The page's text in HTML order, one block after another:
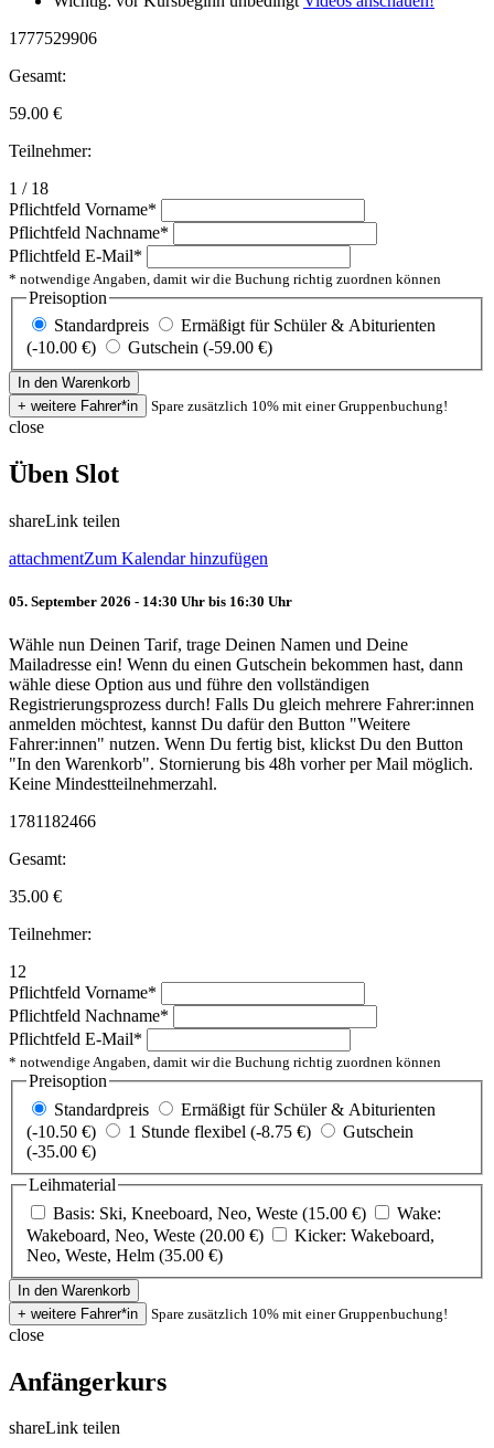
1777529906
Gesamt:
59.00 €
Teilnehmer:
1 / 18
Pflichtfeld Vorname*
Pflichtfeld Nachname*
Pflichtfeld E-Mail*
* notwendige Angaben, damit wir die Buchung richtig zuordnen können
Preisoption
Standardpreis
Ermäßigt für Schüler & Abiturienten
(-10.00 €)
Gutschein (-59.00 €)
Spare zusätzlich 10% mit einer Gruppenbuchung!
close
Üben Slot
shareLink teilen
attachmentZum Kalendar hinzufügen
05. September 2026 - 14:30 Uhr bis 16:30 Uhr
Wähle nun Deinen Tarif, trage Deinen Namen und Deine
Mailadresse ein! Wenn du einen Gutschein bekommen hast, dann
wähle diese Option aus und führe den vollständigen
Registrierungsprozess durch! Falls Du gleich mehrere Fahrer:innen
anmelden möchtest, kannst Du dafür den Button "Weitere
Fahrer:innen" nutzen. Wenn Du fertig bist, klickst Du den Button
"In den Warenkorb". Stornierung bis 48h vorher per Mail möglich.
Keine Mindestteilnehmerzahl.
1781182466
Gesamt:
35.00 €
Teilnehmer:
12
Pflichtfeld Vorname*
Pflichtfeld Nachname*
Pflichtfeld E-Mail*
* notwendige Angaben, damit wir die Buchung richtig zuordnen können
Preisoption
Standardpreis
Ermäßigt für Schüler & Abiturienten
(-10.50 €)
1 Stunde flexibel (-8.75 €)
Gutschein
(-35.00 €)
Leihmaterial
Basis: Ski, Kneeboard, Neo, Weste (15.00 €)
Wake:
Wakeboard, Neo, Weste (20.00 €)
Kicker: Wakeboard,
Neo, Weste, Helm (35.00 €)
Spare zusätzlich 10% mit einer Gruppenbuchung!
close
Anfängerkurs
shareLink teilen